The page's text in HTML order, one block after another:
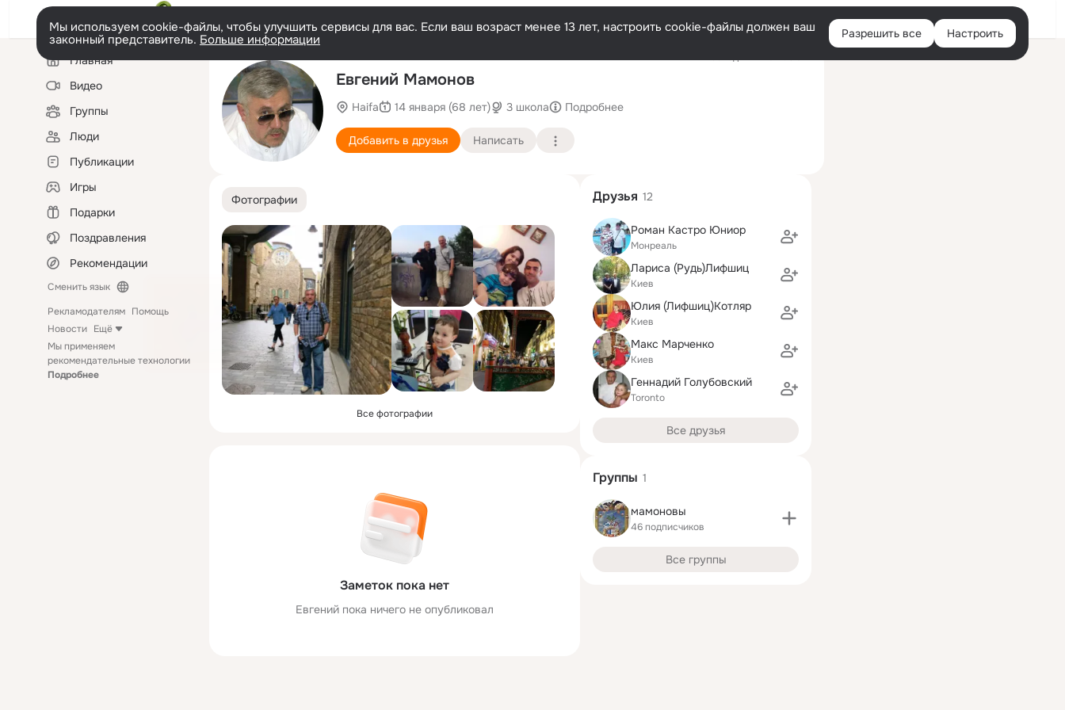
Войти
Мы используем cookie-файлы, чтобы улучшить сервисы для вас. Если ваш возраст менее 13 лет, настроить cookie-файлы должен ваш
законный представитель. Больше информации Разрешить все Настроить
Левая
колонкаГлавная
Видео
Группы
Люди
Публикации
Игры
Подарки
Поздравления
Рекомендации
Сменить язык
Рекламодателям Помощь
Новости Ещё
Мы применяем
рекомендательные технологии
Подробнее
Евгений Мамонов
Haifa 14 января (68 лет) 3 школа Подробнее
Добавить в друзья Написать
Фотографии
Все фотографии
Заметок пока нет
Евгений пока ничего не опубликовал
Друзья 12
Роман Кастро Юниор
Монреаль
Лариса (Рудь)Лифшиц
Киев
Юлия (Лифшиц)Котляр
Киев
Макс Марченко
Киев
Геннадий Голубовский
Toronto
Все друзья
Группы 1
мамоновы
46 подписчиков
Все группы